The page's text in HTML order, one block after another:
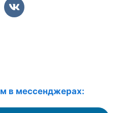
в мессенджерах: